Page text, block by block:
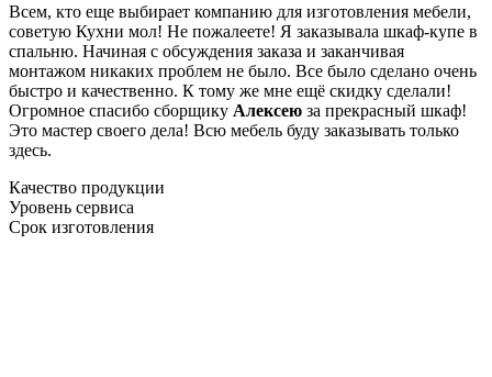
Всем, кто еще выбирает компанию для изготовления мебели,
советую Кухни мол! Не пожалеете! Я заказывала шкаф-купе в
спальню. Начиная с обсуждения заказа и заканчивая
монтажом никаких проблем не было. Все было сделано очень
быстро и качественно. К тому же мне ещё скидку сделали!
Огромное спасибо сборщику Алексею за прекрасный шкаф!
Это мастер своего дела! Всю мебель буду заказывать только
здесь.
Качество продукции
Уровень сервиса
Срок изготовления